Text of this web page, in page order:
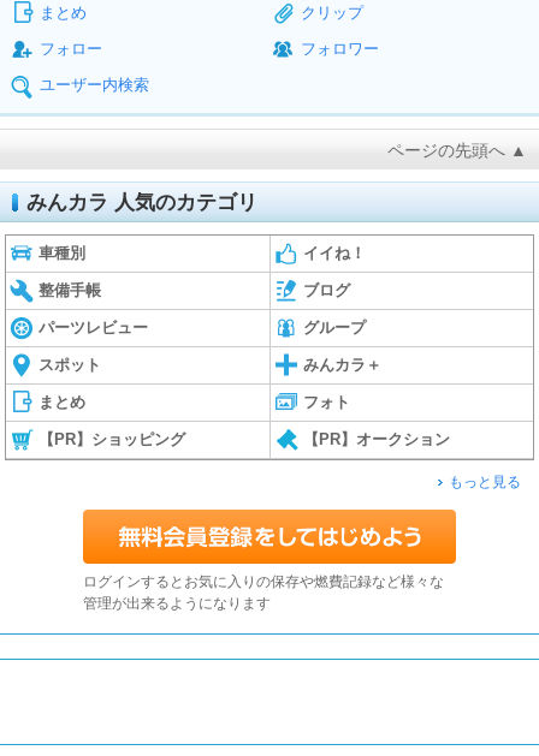
まとめ
クリップ
フォロー
フォロワー
ユーザー内検索
ページの先頭へ ▲
みんカラ 人気のカテゴリ
車種別 イイね！
整備手帳 ブログ
パーツレビュー グループ
スポット みんカラ＋
まとめ フォト
【PR】ショッピング 【PR】オークション
もっと見る
ログインするとお気に入りの保存や燃費記録など様々な
管理が出来るようになります